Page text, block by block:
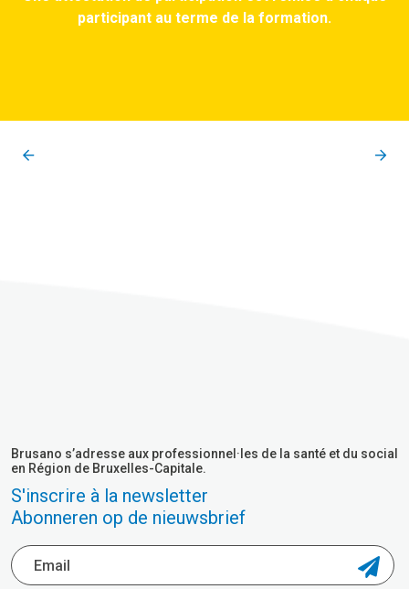
participant au terme de la formation.
Brusano s’adresse aux professionnel·les de la santé et du social
en Région de Bruxelles-Capitale.
S'inscrire à la newsletter
Abonneren op de nieuwsbrief